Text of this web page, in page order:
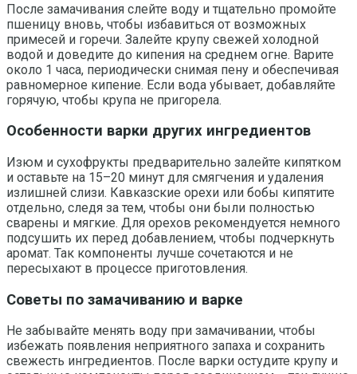
После замачивания слейте воду и тщательно промойте
пшеницу вновь, чтобы избавиться от возможных
примесей и горечи. Залейте крупу свежей холодной
водой и доведите до кипения на среднем огне. Варите
около 1 часа, периодически снимая пену и обеспечивая
равномерное кипение. Если вода убывает, добавляйте
горячую, чтобы крупа не пригорела.
Особенности варки других ингредиентов
Изюм и сухофрукты предварительно залейте кипятком
и оставьте на 15–20 минут для смягчения и удаления
излишней слизи. Кавказские орехи или бобы кипятите
отдельно, следя за тем, чтобы они были полностью
сварены и мягкие. Для орехов рекомендуется немного
подсушить их перед добавлением, чтобы подчеркнуть
аромат. Так компоненты лучше сочетаются и не
пересыхают в процессе приготовления.
Советы по замачиванию и варке
Не забывайте менять воду при замачивании, чтобы
избежать появления неприятного запаха и сохранить
свежесть ингредиентов. После варки остудите крупу и